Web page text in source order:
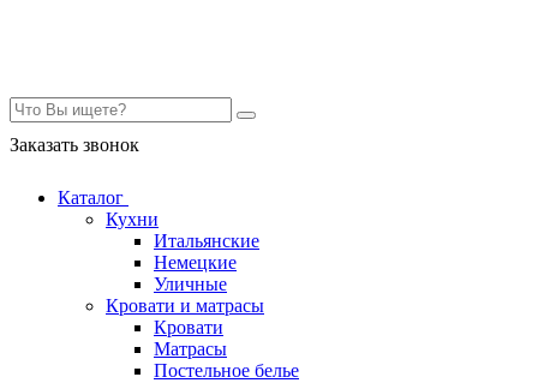
Заказать звонок
Каталог
Кухни
Итальянские
Немецкие
Уличные
Кровати и матрасы
Кровати
Матрасы
Постельное белье